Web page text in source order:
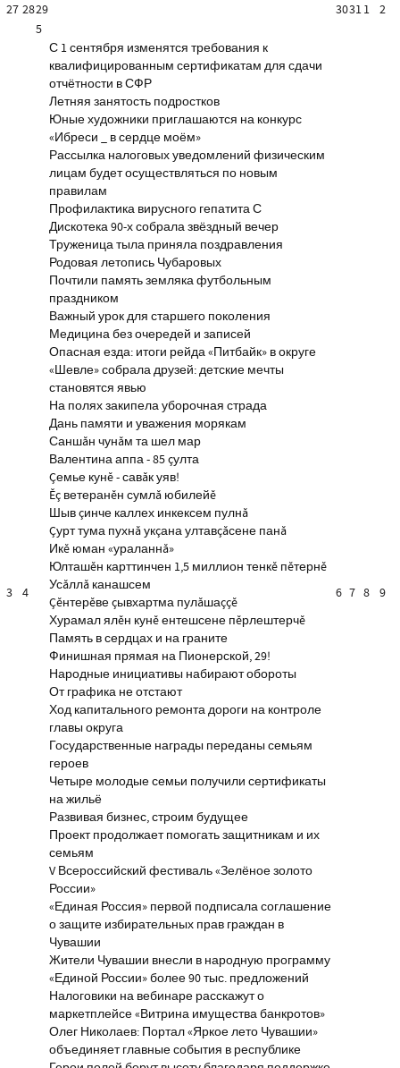
27 2829 30311 2
3 4
5
С 1 сентября изменятся требования к
квалифицированным сертификатам для сдачи
отчётности в СФР
Летняя занятость подростков
Юные художники приглашаются на конкурс
«Ибреси _ в сердце моём»
Рассылка налоговых уведомлений физическим
лицам будет осуществляться по новым
правилам
Профилактика вирусного гепатита С
Дискотека 90-х собрала звёздный вечер
Труженица тыла приняла поздравления
Родовая летопись Чубаровых
Почтили память земляка футбольным
праздником
Важный урок для старшего поколения
Медицина без очередей и записей
Опасная езда: итоги рейда «Питбайк» в округе
«Шевле» собрала друзей: детские мечты
становятся явью
На полях закипела уборочная страда
Дань памяти и уважения морякам
Саншăн чунăм та шел мар
Валентина аппа - 85 çулта
Çемье кунĕ - савăк уяв!
Ĕç ветеранĕн сумлă юбилейĕ
Шыв çинче каллех инкексем пулнă
Çурт тума пухнă укçана ултавçăсене панă
Икĕ юман «ураланнă»
Юлташĕн карттинчен 1,5 миллион тенкĕ пĕтернĕ
Усăллă канашсем
Çĕнтерĕве çывхартма пулăшаççĕ
Хурамал ялĕн кунĕ ентешсене пĕрлештерчĕ
Память в сердцах и на граните
Финишная прямая на Пионерской, 29!
Народные инициативы набирают обороты
От графика не отстают
Ход капитального ремонта дороги на контроле
главы округа
Государственные награды переданы семьям
героев
Четыре молодые семьи получили сертификаты
на жильё
Развивая бизнес, строим будущее
Проект продолжает помогать защитникам и их
семьям
V Всероссийский фестиваль «Зелёное золото
России»
«Единая Россия» первой подписала соглашение
о защите избирательных прав граждан в
Чувашии
Жители Чувашии внесли в народную программу
«Единой России» более 90 тыс. предложений
Налоговики на вебинаре расскажут о
маркетплейсе «Витрина имущества банкротов»
Олег Николаев: Портал «Яркое лето Чувашии»
объединяет главные события в республике
6 7 8 9